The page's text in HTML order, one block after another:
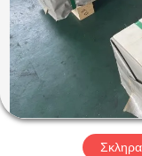
ΒΊΝΤΕΟ
ΠΕΡΊΠΟΥ
ΕΜΕΊΣ